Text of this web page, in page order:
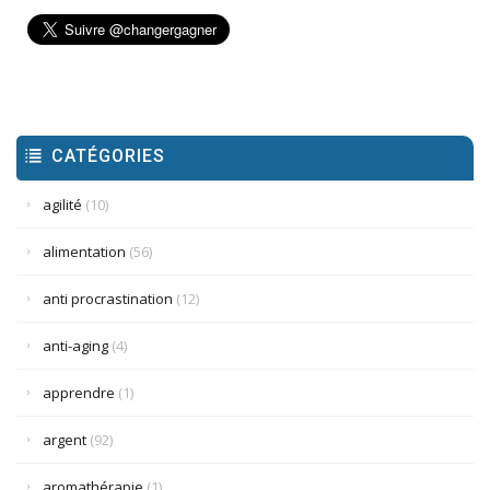
CATÉGORIES
agilité (10)
alimentation (56)
anti procrastination (12)
anti-aging (4)
apprendre (1)
argent (92)